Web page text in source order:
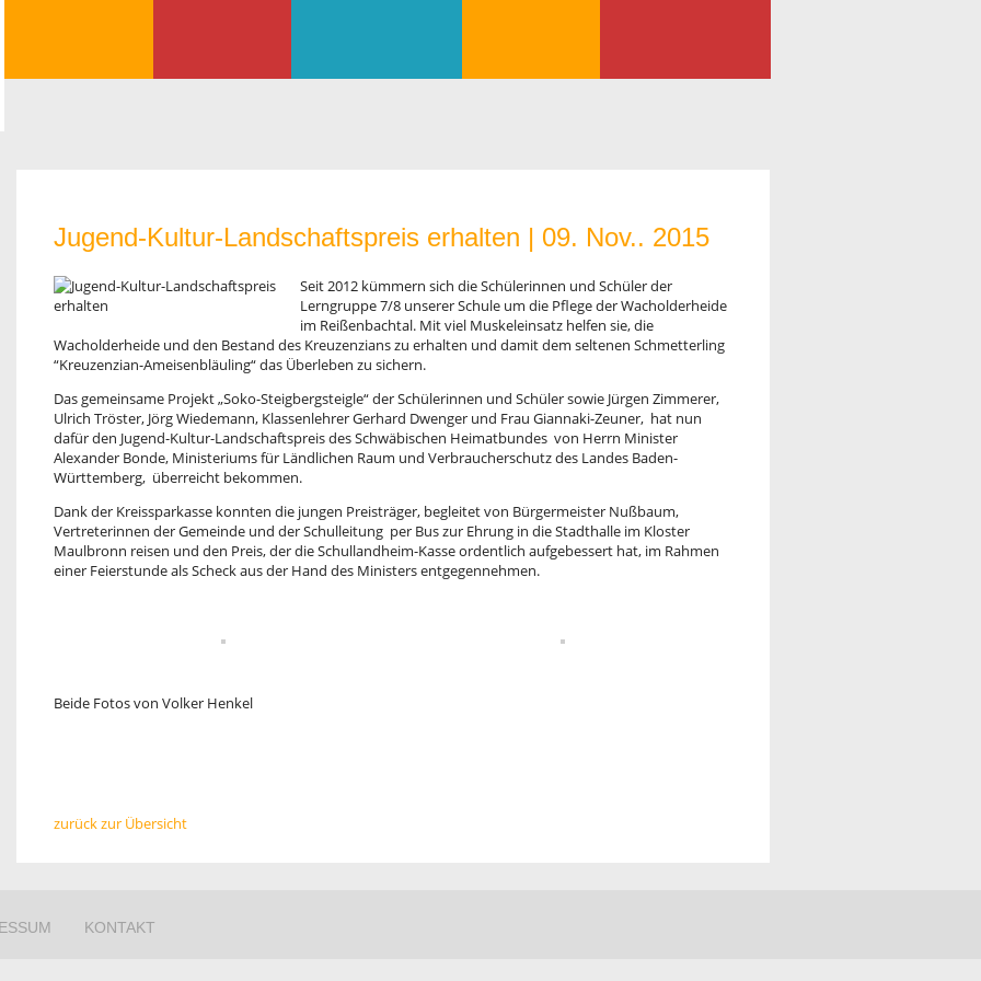
Jugend-Kultur-Landschaftspreis erhalten | 09. Nov.. 2015
Seit 2012 kümmern sich die Schülerinnen und Schüler der
Lerngruppe 7/8 unserer Schule um die Pflege der Wacholderheide
im Reißenbachtal. Mit viel Muskeleinsatz helfen sie, die
Wacholderheide und den Bestand des Kreuzen­zians zu erhalten und damit dem seltenen Schmetterling
“Kreuzenzian-Ameisenbläuling“ das Überleben zu sichern.
Das gemeinsame Projekt „Soko-Steigbergsteigle“ der Schülerinnen und Schüler sowie Jürgen Zimmerer,
Ulrich Tröster, Jörg Wiedemann, Klassenlehrer Gerhard Dwenger und Frau Giannaki-Zeuner, hat nun
dafür den Jugend-Kultur-Landschaftspreis des Schwäbischen Heimatbundes von Herrn Minister
Alexander Bonde, Ministeriums für Ländlichen Raum und Verbraucherschutz des Landes Baden-
Württemberg, überreicht bekommen.
Dank der Kreissparkasse konnten die jungen Preisträger, begleitet von Bürgermeister Nußbaum,
Vertreterinnen der Gemeinde und der Schulleitung per Bus zur Ehrung in die Stadthalle im Kloster
Maulbronn reisen und den Preis, der die Schullandheim-Kasse ordentlich aufgebessert hat, im Rahmen
einer Feierstunde als Scheck aus der Hand des Ministers entgegennehmen.
Beide Fotos von Volker Henkel
zurück zur Übersicht
KONTAKT